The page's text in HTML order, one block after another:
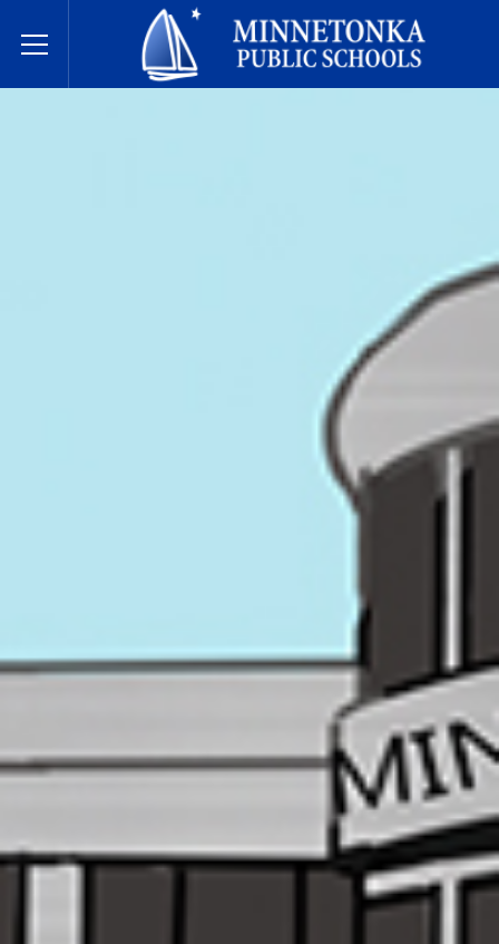
Toggle Menu
Javne škole Minnetonke